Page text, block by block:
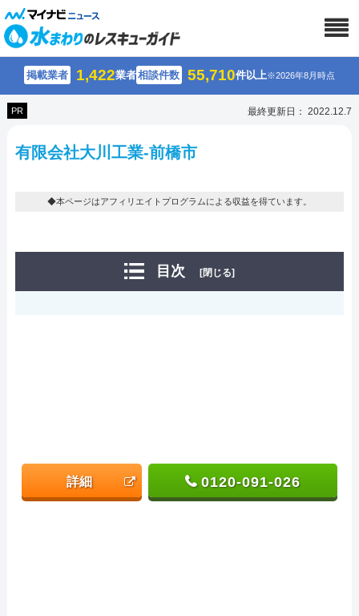
掲載業者 1,422業者相談件数 55,710件以上※2026年8月時点
PR 最終更新日： 2022.12.7
有限会社大川工業-前橋市
◆本ページはアフィリエイトプログラムによる収益を得ています。
目次 [閉じる]
詳細 0120-091-026